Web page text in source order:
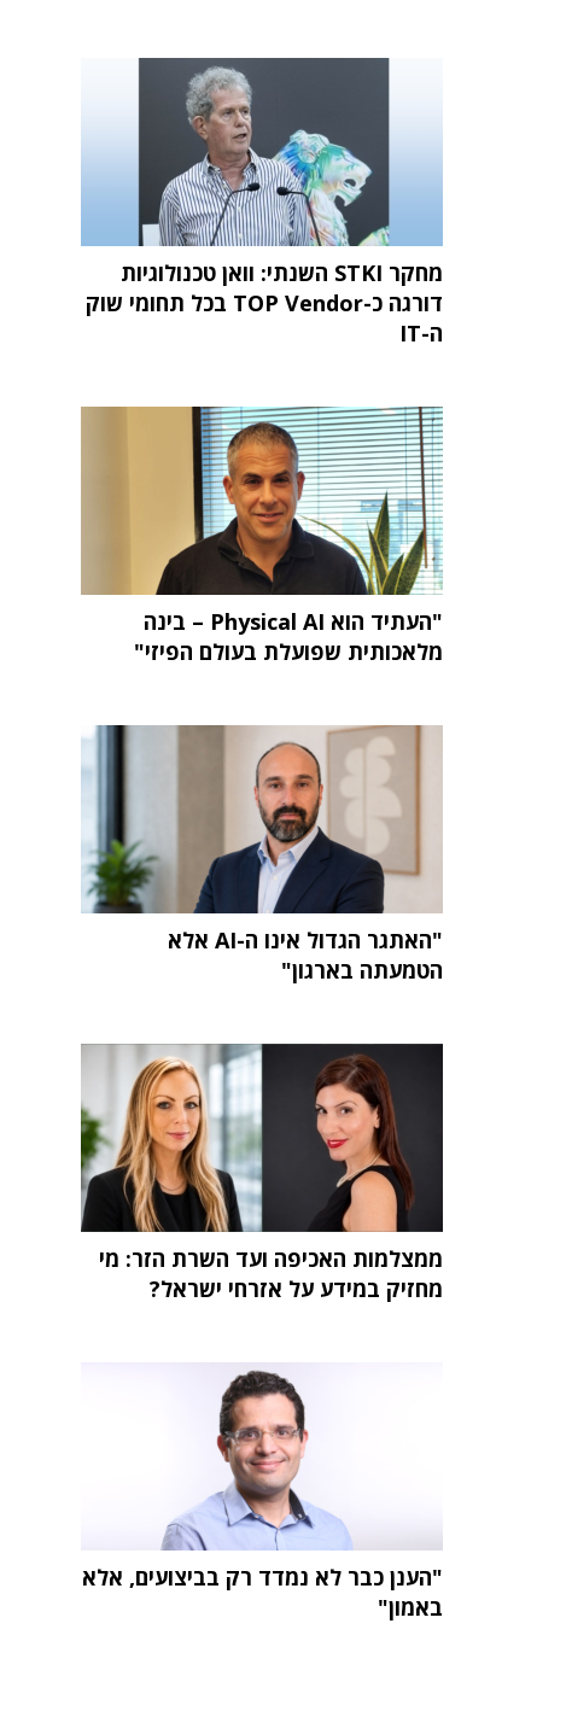
מחקר STKI השנתי: וואן טכנולוגיות
דורגה כ-TOP Vendor בכל תחומי שוק
ה-IT
"העתיד הוא Physical AI – בינה
מלאכותית שפועלת בעולם הפיזי"
"האתגר הגדול אינו ה-AI אלא
הטמעתה בארגון"
ממצלמות האכיפה ועד השרת הזר: מי
מחזיק במידע על אזרחי ישראל?
"הענן כבר לא נמדד רק בביצועים, אלא
באמון"